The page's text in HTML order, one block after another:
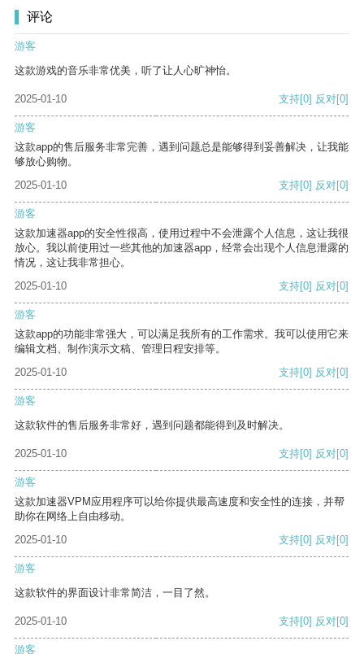
评论
游客
这款游戏的音乐非常优美，听了让人心旷神怡。
2025-01-10 支持[0] 反对[0]
游客
这款app的售后服务非常完善，遇到问题总是能够得到妥善解决，让我能
够放心购物。
2025-01-10
支持[0] 反对[0]
游客
这款加速器app的安全性很高，使用过程中不会泄露个人信息，这让我很
放心。我以前使用过一些其他的加速器app，经常会出现个人信息泄露的
情况，这让我非常担心。
2025-01-10
支持[0] 反对[0]
游客
这款app的功能非常强大，可以满足我所有的工作需求。我可以使用它来
编辑文档、制作演示文稿、管理日程安排等。
2025-01-10
支持[0] 反对[0]
游客
这款软件的售后服务非常好，遇到问题都能得到及时解决。
2025-01-10 支持[0] 反对[0]
游客
这款加速器VPM应用程序可以给你提供最高速度和安全性的连接，并帮
助你在网络上自由移动。
2025-01-10
支持[0] 反对[0]
游客
这款软件的界面设计非常简洁，一目了然。
2025-01-10 支持[0] 反对[0]
游客